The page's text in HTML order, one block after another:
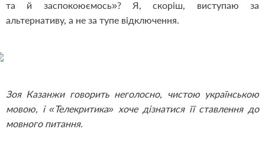
та й заспокоюємось»? Я, скоріш, виступаю за
альтернативу, а не за тупе відключення.
Зоя Казанжи говорить неголосно, чистою українською
мовою, і «Телекритика» хоче дізнатися її ставлення до
мовного питання.